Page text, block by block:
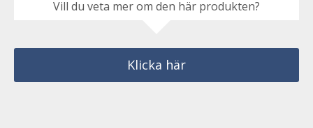
Vill du veta mer om den här produkten?
Klicka här